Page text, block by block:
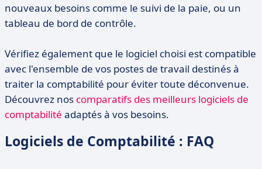
nouveaux besoins comme le suivi de la paie, ou un
tableau de bord de contrôle.
Vérifiez également que le logiciel choisi est compatible
avec l'ensemble de vos postes de travail destinés à
traiter la comptabilité pour éviter toute déconvenue.
Découvrez nos comparatifs des meilleurs logiciels de
comptabilité adaptés à vos besoins.
Logiciels de Comptabilité : FAQ